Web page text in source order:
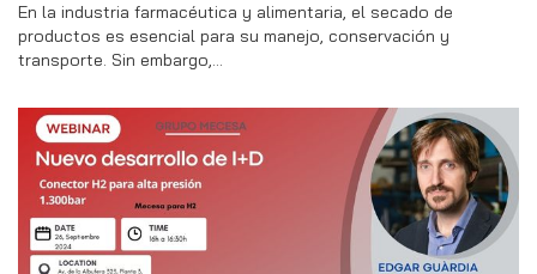
En la industria farmacéutica y alimentaria, el secado de
productos es esencial para su manejo, conservación y
transporte. Sin embargo,…